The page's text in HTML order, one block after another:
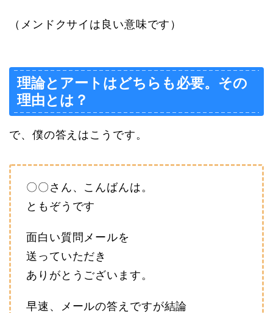
（メンドクサイは良い意味です）
理論とアートはどちらも必要。その
理由とは？
で、僕の答えはこうです。
〇〇さん、こんばんは。
ともぞうです
面白い質問メールを
送っていただき
ありがとうございます。
早速、メールの答えですが結論